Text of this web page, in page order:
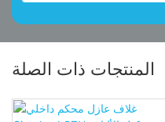
المنتجات ذات الصلة